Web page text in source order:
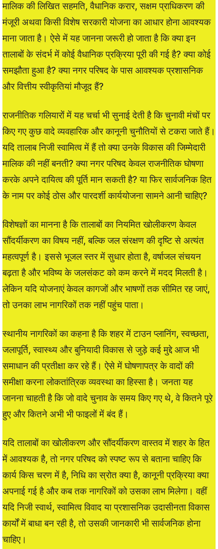
मालिक की लिखित सहमति, वैधानिक करार, सक्षम प्राधिकरण की
मंजूरी अथवा किसी विशेष सरकारी योजना का आधार होना आवश्यक
माना जाता है। ऐसे में यह जानना जरूरी हो जाता है कि क्या इन
तालाबों के संदर्भ में कोई वैधानिक प्रक्रिया पूरी की गई है? क्या कोई
समझौता हुआ है? क्या नगर परिषद के पास आवश्यक प्रशासनिक
और वित्तीय स्वीकृतियां मौजूद हैं?
राजनीतिक गलियारों में यह चर्चा भी सुनाई देती है कि चुनावी मंचों पर
किए गए कुछ वादे व्यवहारिक और कानूनी चुनौतियों से टकरा जाते हैं।
यदि तालाब निजी स्वामित्व में हैं तो क्या उनके विकास की जिम्मेदारी
मालिक की नहीं बनती? क्या नगर परिषद केवल राजनीतिक घोषणा
करके अपने दायित्व की पूर्ति मान सकती है? या फिर सार्वजनिक हित
के नाम पर कोई ठोस और पारदर्शी कार्ययोजना सामने आनी चाहिए?
विशेषज्ञों का मानना है कि तालाबों का नियमित खोलीकरण केवल
सौंदर्यीकरण का विषय नहीं, बल्कि जल संरक्षण की दृष्टि से अत्यंत
महत्वपूर्ण है। इससे भूजल स्तर में सुधार होता है, वर्षाजल संचयन
बढ़ता है और भविष्य के जलसंकट को कम करने में मदद मिलती है।
लेकिन यदि योजनाएं केवल कागजों और भाषणों तक सीमित रह जाएं,
तो उनका लाभ नागरिकों तक नहीं पहुंच पाता।
स्थानीय नागरिकों का कहना है कि शहर में टाउन प्लानिंग, स्वच्छता,
जलापूर्ति, स्वास्थ्य और बुनियादी विकास से जुड़े कई मुद्दे आज भी
समाधान की प्रतीक्षा कर रहे हैं। ऐसे में घोषणापत्र के वादों की
समीक्षा करना लोकतांत्रिक व्यवस्था का हिस्सा है। जनता यह
जानना चाहती है कि जो वादे चुनाव के समय किए गए थे, वे कितने पूरे
हुए और कितने अभी भी फाइलों में बंद हैं।
यदि तालाबों का खोलीकरण और सौंदर्यीकरण वास्तव में शहर के हित
में आवश्यक है, तो नगर परिषद को स्पष्ट रूप से बताना चाहिए कि
कार्य किस चरण में है, निधि का स्रोत क्या है, कानूनी प्रक्रिया क्या
अपनाई गई है और कब तक नागरिकों को उसका लाभ मिलेगा। वहीं
यदि निजी स्वार्थ, स्वामित्व विवाद या प्रशासनिक उदासीनता विकास
कार्यों में बाधा बन रही है, तो उसकी जानकारी भी सार्वजनिक होना
चाहिए।